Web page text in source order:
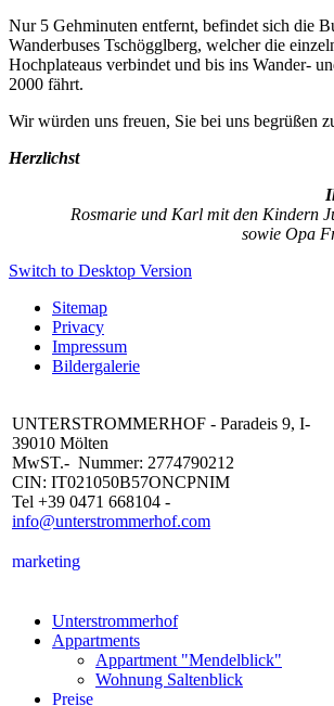
Nur 5 Gehminuten entfernt, befindet sich die
Wanderbuses Tschögglberg, welcher die
Hochplateaus verbindet und bis ins Wander-
2000 fährt.
Wir würden uns freuen, Sie bei uns begrüßen
Herzlichst
Rosmarie und Karl mit den Kindern
sowie Opa
Switch to Desktop Version
Sitemap
Privacy
Impressum
Bildergalerie
UNTERSTROMMERHOF - Paradeis 9, I-
39010 Mölten
MwST.- Nummer: 2774790212
CIN: IT021050B57ONCPNIM
Tel +39 0471 668104 -
info@unterstrommerhof.com
marketing
Unterstrommerhof
Appartments
Appartment "Mendelblick"
Wohnung Saltenblick
Preise